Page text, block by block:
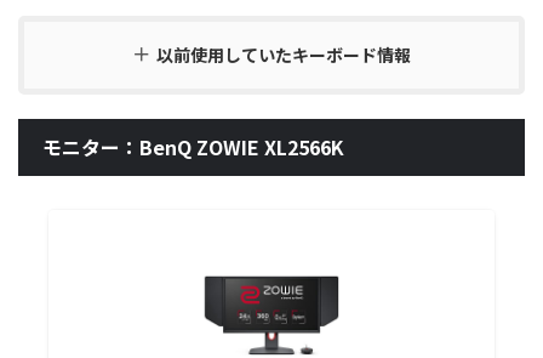
以前使用していたキーボード情報
モニター：BenQ ZOWIE XL2566K